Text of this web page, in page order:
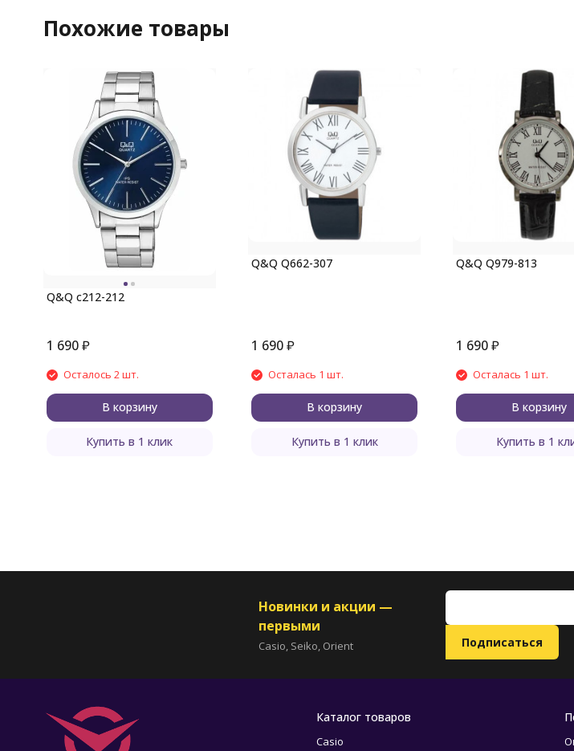
Похожие товары
Q&Q c212-212
1 690 ₽
Осталось 2 шт.
В корзину
Купить в 1 клик
Q&Q Q662-307
1 690₽
Осталась 1 шт.
В корзину
Купить в 1 клик
Q&Q Q979-813
1 690₽
Осталась 1 шт.
В корзину
Купить в 1
Новинки и акции —
первыми
Casio, Seiko, Orient
Каталог товаров
Casio